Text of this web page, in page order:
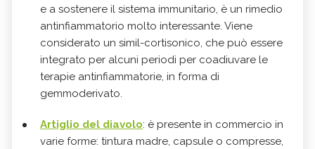
e a sostenere il sistema immunitario, è un rimedio
antinfiammatorio molto interessante. Viene
considerato un simil-cortisonico, che può essere
integrato per alcuni periodi per coadiuvare le
terapie antinfiammatorie, in forma di
gemmoderivato.
Artiglio del diavolo: è presente in commercio in
varie forme: tintura madre, capsule o compresse,